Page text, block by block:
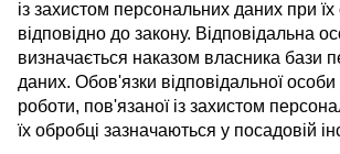
із захистом персональних даних при їх
відповідно до закону. Відповідальна
визначається наказом власника бази
даних. Обов'язки відповідальної особи
роботи, пов'язаної із захистом
їх обробці зазначаються у посадовій